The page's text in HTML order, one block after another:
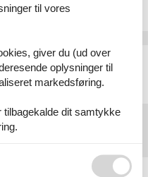
strand
til vores
giver du (ud over
oplysninger til
markedsføring.
dit samtykke